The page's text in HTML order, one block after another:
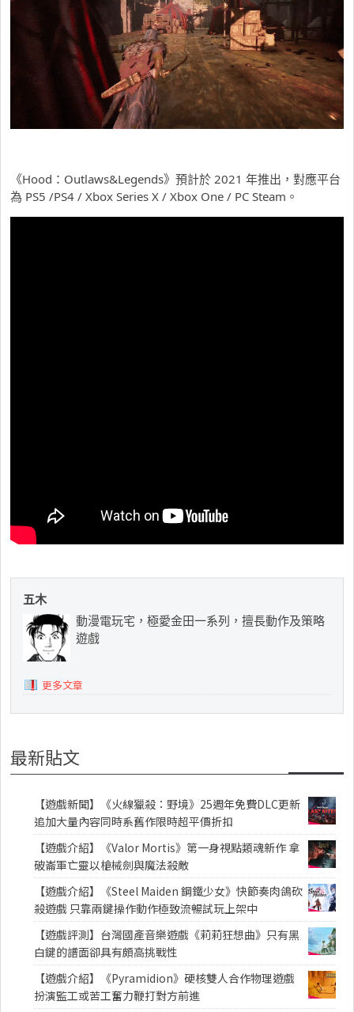
《Hood：Outlaws&Legends》預計於 2021 年推出，對應平台
為 PS5 /PS4 / Xbox Series X / Xbox One / PC Steam。
五木
動漫電玩宅，極愛金田一系列，擅長動作及策略
遊戲
更多文章
最新貼文
【遊戲新聞】《火線獵殺：野境》25週年免費DLC更新
追加大量內容同時系舊作限時超平價折扣
【遊戲介紹】《Valor Mortis》第一身視點類魂新作 拿
破崙軍亡靈以槍械劍與魔法殺敵
【遊戲介紹】《Steel Maiden 鋼鐵少女》快節奏肉鴿砍
殺遊戲 只靠兩鍵操作動作極致流暢試玩上架中
【遊戲評測】台灣國產音樂遊戲《莉莉狂想曲》只有黑
白鍵的譜面卻具有頗高挑戰性
【遊戲介紹】《Pyramidion》硬核雙人合作物理遊戲
扮演監工或苦工奮力鞭打對方前進